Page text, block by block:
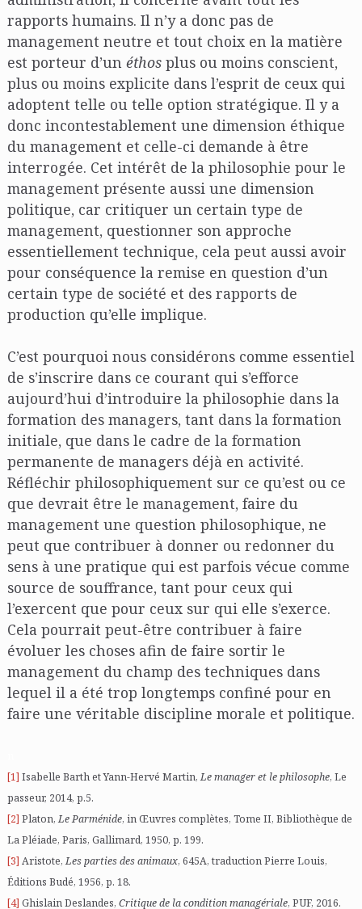
rapports humains. Il n’y a donc pas de
management neutre et tout choix en la matière
est porteur d’un éthosplus ou moins conscient,
plus ou moins explicite dans l’esprit de ceux qui
adoptent telle ou telle option stratégique. Il y a
donc incontestablement une dimension éthique
du management et celle-ci demande à être
interrogée. Cet intérêt de la philosophie pour le
management présente aussi une dimension
politique, car critiquer un certain type de
management, questionner son approche
essentiellement technique, cela peut aussi avoir
pour conséquence la remise en question d’un
certain type de société et des rapports de
production qu’elle implique.
C’est pourquoi nous considérons comme essentiel
de s’inscrire dans ce courant qui s’efforce
aujourd’hui d’introduire la philosophie dans la
formation des managers, tant dans la formation
initiale, que dans le cadre de la formation
permanente de managers déjà en activité.
Réfléchir philosophiquement sur ce qu’est ou ce
que devrait être le management, faire du
management une question philosophique, ne
peut que contribuer à donner ou redonner du
sens à une pratique qui est parfois vécue comme
source de souffrance, tant pour ceux qui
l’exercent que pour ceux sur qui elle s’exerce.
Cela pourrait peut-être contribuer à faire
évoluer les choses afin de faire sortir le
management du champ des techniques dans
lequel il a été trop longtemps confiné pour en
faire une véritable discipline morale et politique.
[1] Isabelle Barth et Yann-Hervé Martin,Le manager et le philosophe, Le
passeur, 2014, p.5.
[2] Platon,Le Parménide, in Œuvres complètes, Tome II, Bibliothèque de
La Pléiade, Paris, Gallimard, 1950, p. 199.
[3] Aristote,Les parties des animaux, 645A, traduction Pierre Louis,
Éditions Budé, 1956, p. 18.
[4] Ghislain Deslandes, Critique de la condition managériale, PUF, 2016.